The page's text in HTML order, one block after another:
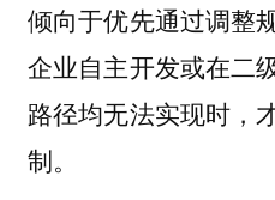
倾向于优先通过调整
企业自主开发或在二
路径均无法实现时，
制。